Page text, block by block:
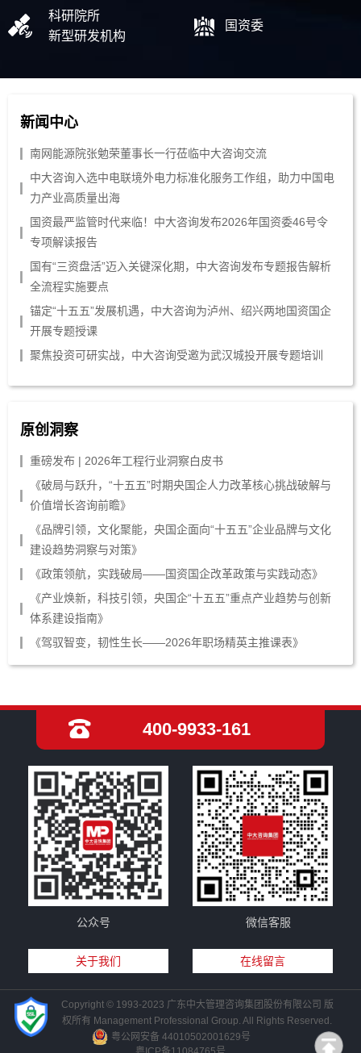
科研院所
新型研发机构
国资委
新闻中心
南网能源院张勉荣董事长一行莅临中大咨询交流
中大咨询入选中电联境外电力标准化服务工作组，助力中国电
力产业高质量出海
国资最严监管时代来临！中大咨询发布2026年国资委46号令
专项解读报告
国有“三资盘活”迈入关键深化期，中大咨询发布专题报告解析
全流程实施要点
锚定“十五五”发展机遇，中大咨询为泸州、绍兴两地国资国企
开展专题授课
聚焦投资可研实战，中大咨询受邀为武汉城投开展专题培训
原创洞察
重磅发布 | 2026年工程行业洞察白皮书
《破局与跃升，“十五五”时期央国企人力改革核心挑战破解与
价值增长咨询前瞻》
《品牌引领，文化聚能，央国企面向“十五五”企业品牌与文化
建设趋势洞察与对策》
《政策领航，实践破局——国资国企改革政策与实践动态》
《产业焕新，科技引领，央国企“十五五”重点产业趋势与创新
体系建设指南》
《驾驭智变，韧性生长——2026年职场精英主推课表》
400-9933-161
公众号 微信客服
关于我们 在线留言
Copyright © 1993-2023 广东中大管理咨询集团股份有限公司 版
权所有 Management Professional Group. All Rights Reserved.
粤公网安备 44010502001629号